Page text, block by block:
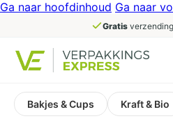
Ga naar hoofdinhoud Ga naar
Gratis
Bakjes & Cups Kraft & Bio